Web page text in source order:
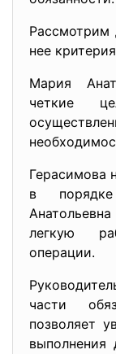
нее
Мария
четкие
Герасимова
в
легкую
операции.
части
позволяет
выполнения